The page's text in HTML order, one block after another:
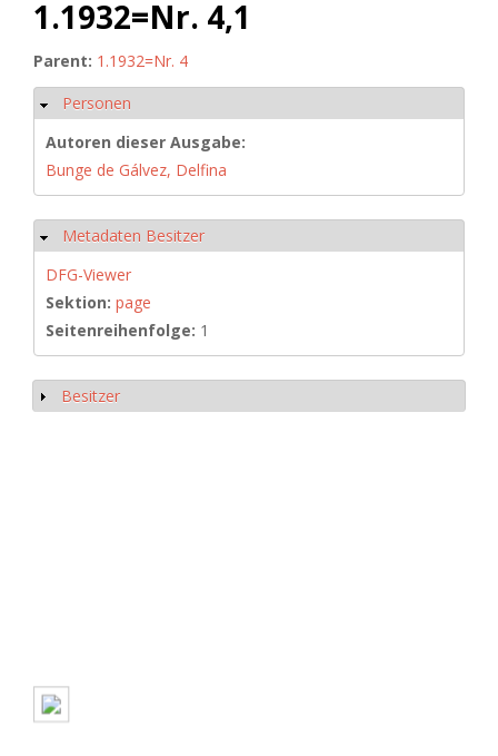
1.1932=Nr. 4,1
Parent: 1.1932=Nr. 4
Ausblenden
Personen
Autoren dieser Ausgabe:
Bunge de Gálvez, Delfina
Ausblenden
Metadaten Besitzer
DFG-Viewer
Sektion: page
Seitenreihenfolge: 1
Anzeigen
Besitzer